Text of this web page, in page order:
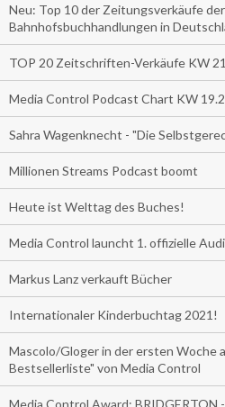
Neu: Top 10 der Zeitungsverkäufe
Bahnhofsbuchhandlungen in
TOP 20 Zeitschriften-Verkäufe KW
Media Control Podcast Chart KW
Sahra Wagenknecht - "Die
Millionen Streams Podcast boomt
Heute ist Welttag des Buches!
Media Control launcht 1. offizielle
Markus Lanz verkauft Bücher
Internationaler Kinderbuchtag 2021!
Mascolo/Gloger in der ersten Woche
Bestsellerliste" von Media Control
Media Control Award: BRIDGERTON